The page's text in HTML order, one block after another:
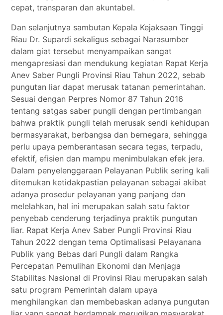
cepat, transparan dan akuntabel.
Dan selanjutnya sambutan Kepala Kejaksaan Tinggi
Riau Dr. Supardi sekaligus sebagai Narasumber
dalam giat tersebut menyampaikan sangat
mengapresiasi dan mendukung kegiatan Rapat Kerja
Anev Saber Pungli Provinsi Riau Tahun 2022, sebab
pungutan liar dapat merusak tatanan pemerintahan.
Sesuai dengan Perpres Nomor 87 Tahun 2016
tentang satgas saber pungli dengan pertimbangan
bahwa praktik pungli telah merusak sendi kehidupan
bermasyarakat, berbangsa dan bernegara, sehingga
perlu upaya pemberantasan secara tegas, terpadu,
efektif, efisien dan mampu menimbulakan efek jera.
Dalam penyelenggaraan Pelayanan Publik sering kali
ditemukan ketidakpastian pelayanan sebagai akibat
adanya prosedur pelayanan yang panjang dan
melelahkan, hal ini merupakan salah satu faktor
penyebab cenderung terjadinya praktik pungutan
liar. Rapat Kerja Anev Saber Pungli Provinsi Riau
Tahun 2022 dengan tema Optimalisasi Pelayanana
Publik yang Bebas dari Pungli dalam Rangka
Percepatan Pemulihan Ekonomi dan Menjaga
Stabilitas Nasional di Provinsi Riau merupakan salah
satu program Pemerintah dalam upaya
menghilangkan dan membebaskan adanya pungutan